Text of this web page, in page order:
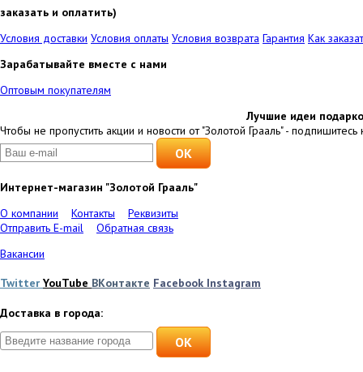
заказать и оплатить)
Условия доставки Условия оплаты Условия возврата Гарантия Как
Зарабатывайте вместе с нами
Оптовым покупателям
Лучшие идеи
Чтобы не пропустить акции и новости от "Золотой Грааль" - подпишитесь
Интернет-магазин "Золотой Грааль"
О компании
Контакты
Реквизиты
Отправить E-mail
Обратная связь
Вакансии
Twitter YouTube ВКонтакте Facebook Instagram
Доставка в города:
OK